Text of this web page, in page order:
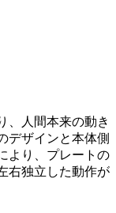
、人間本来の動き
デザインと本体側
より、プレートの
右独立した動作が